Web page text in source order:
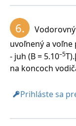
6.
uvoľnený a
- juh (B = 5.10–5
na koncoch
Prihláste sa